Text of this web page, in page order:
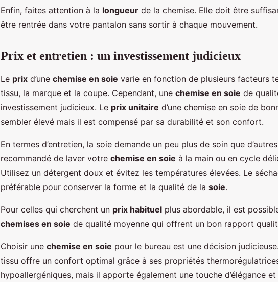
Enfin, faites attention à la longueur de la chemise. Elle doit être
être rentrée dans votre pantalon sans sortir à chaque mouvement.
Prix et entretien : un investissement judicieux
Le prix d’une chemise en soie varie en fonction de plusieurs facteurs
tissu, la marque et la coupe. Cependant, une chemise en soie de
investissement judicieux. Le prix unitaire d’une chemise en soie de
sembler élevé mais il est compensé par sa durabilité et son confort.
En termes d’entretien, la soie demande un peu plus de soin que
recommandé de laver votre chemise en soie à la main ou en cycle
Utilisez un détergent doux et évitez les températures élevées. Le
préférable pour conserver la forme et la qualité de la soie.
Pour celles qui cherchent un prix habituel plus abordable, il est
chemises en soie de qualité moyenne qui offrent un bon rapport
Choisir une chemise en soie pour le bureau est une décision
tissu offre un confort optimal grâce à ses propriétés
hypoallergéniques, mais il apporte également une touche d’élégance